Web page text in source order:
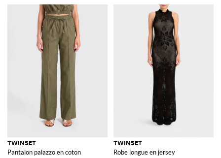
TWINSET
Pantalon palazzo en coton
TWINSET
Robe longue en jersey